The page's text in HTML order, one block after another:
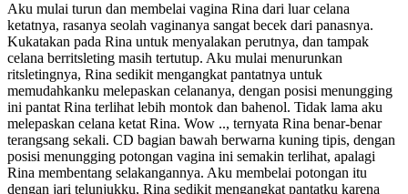
Aku mulai turun dan membelai vagina Rina dari luar celana
ketatnya, rasanya seolah vaginanya sangat becek dari panasnya.
Kukatakan pada Rina untuk menyalakan perutnya, dan tampak
celana berritsleting masih tertutup. Aku mulai menurunkan
ritsletingnya, Rina sedikit mengangkat pantatnya untuk
memudahkanku melepaskan celananya, dengan posisi menungging
ini pantat Rina terlihat lebih montok dan bahenol. Tidak lama aku
melepaskan celana ketat Rina. Wow .., ternyata Rina benar-benar
terangsang sekali. CD bagian bawah berwarna kuning tipis, dengan
posisi menungging potongan vagina ini semakin terlihat, apalagi
Rina membentang selakangannya. Aku membelai potongan itu
dengan jari telunjukku, Rina sedikit mengangkat pantatku karena